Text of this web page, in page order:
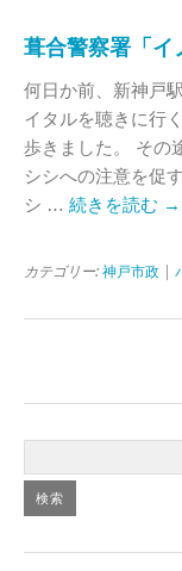
葺合警察署「イ
何日か前、新神戸
イタルを聴きに行
歩きました。 その
シシへの注意を促
シ … 続きを読む →
カテゴリー: 神戸市政